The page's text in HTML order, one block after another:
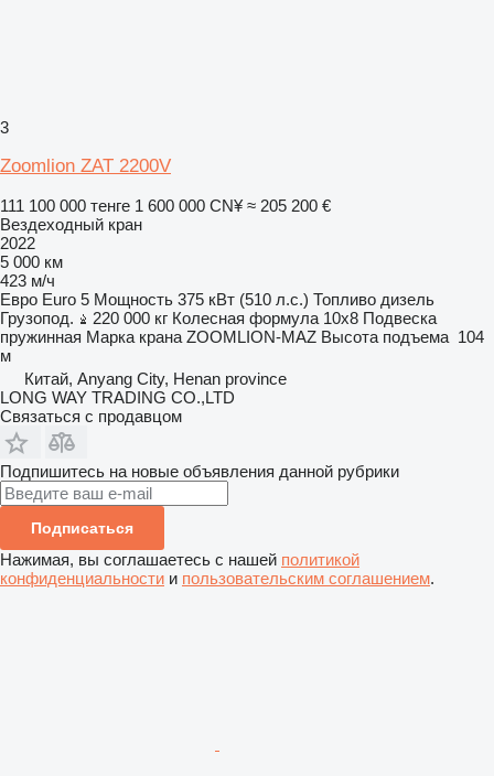
3
Zoomlion ZAT 2200V
111 100 000 тенге 1 600 000 CN¥ ≈ 205 200 €
Вездеходный кран
2022
5 000 км
423 м/ч
Евро Euro 5 Мощность 375 кВт (510 л.с.) Топливо дизель
Грузопод.
220 000 кг Колесная формула 10x8 Подвеска
пружинная Марка крана ZOOMLION-MAZ Высота подъема 104
м
Китай, Anyang City, Henan province
LONG WAY TRADING CO.,LTD
Связаться с продавцом
Подпишитесь на новые объявления данной рубрики
Подписаться
Нажимая, вы соглашаетесь с нашей политикой
конфиденциальности и пользовательским соглашением.